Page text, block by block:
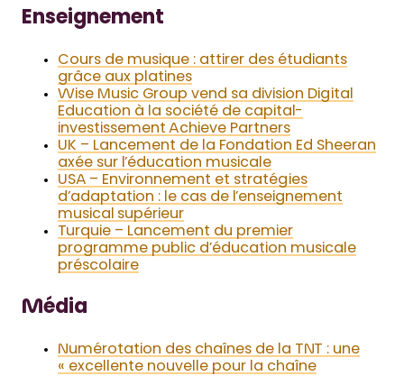
Enseignement
Cours de musique : attirer des étudiants
grâce aux platines
Wise Music Group vend sa division Digital
Education à la société de capital-
investissement Achieve Partners
UK – Lancement de la Fondation Ed Sheeran
axée sur l’éducation musicale
USA – Environnement et stratégies
d’adaptation : le cas de l’enseignement
musical supérieur
Turquie – Lancement du premier
programme public d’éducation musicale
préscolaire
Média
Numérotation des chaînes de la TNT : une
« excellente nouvelle pour la chaîne